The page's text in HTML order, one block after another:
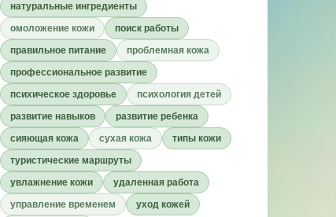
натуральные ингредиенты
омоложение кожи
поиск работы
правильное питание
проблемная кожа
профессиональное развитие
психическое здоровье
психология детей
развитие навыков
развитие ребенка
сияющая кожа
сухая кожа
типы кожи
туристические маршруты
увлажнение кожи
удаленная работа
управление временем
уход кожей